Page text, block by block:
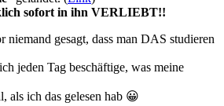
sofort in ihn VERLIEBT!!
niemand gesagt, dass man DAS studieren
jeden Tag beschäftige, was meine
als ich das gelesen hab 😀